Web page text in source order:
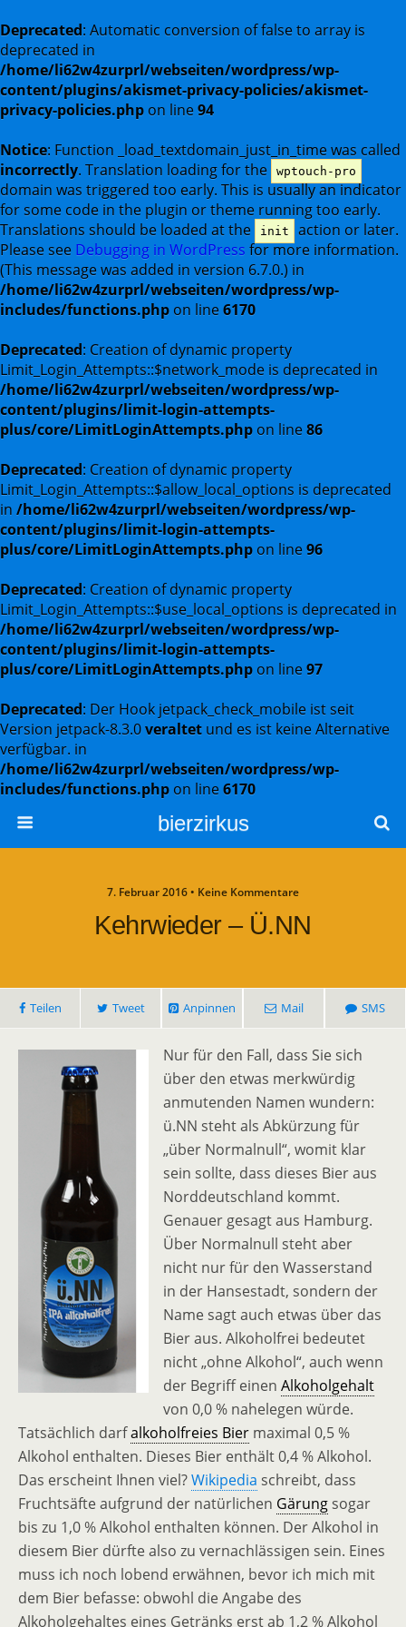
Deprecated: Automatic conversion of false to array is
deprecated in
/home/li62w4zurprl/webseiten/wordpress/wp-
content/plugins/akismet-privacy-policies/akismet-
privacy-policies.php on line94
Notice: Function _load_textdomain_just_in_time was called
incorrectly. Translation loading for the wptouch-pro
domain was triggered too early. This is usually an indicator
for some code in the plugin or theme running too early.
Translations should be loaded at the
init
action or later.
Please see Debugging in WordPress for more information.
(This message was added in version 6.7.0.) in
/home/li62w4zurprl/webseiten/wordpress/wp-
includes/functions.php on line6170
Deprecated: Creation of dynamic property
Limit_Login_Attempts::$network_mode is deprecated in
/home/li62w4zurprl/webseiten/wordpress/wp-
content/plugins/limit-login-attempts-
plus/core/LimitLoginAttempts.php on line86
Deprecated: Creation of dynamic property
Limit_Login_Attempts::$allow_local_options is deprecated
in /home/li62w4zurprl/webseiten/wordpress/wp-
content/plugins/limit-login-attempts-
plus/core/LimitLoginAttempts.php on line96
Deprecated: Creation of dynamic property
Limit_Login_Attempts::$use_local_options is deprecated in
/home/li62w4zurprl/webseiten/wordpress/wp-
content/plugins/limit-login-attempts-
plus/core/LimitLoginAttempts.php on line97
Deprecated: Der Hook jetpack_check_mobile ist seit
Version jetpack-8.3.0veraltet und es ist keine Alternative
verfügbar. in
/home/li62w4zurprl/webseiten/wordpress/wp-
includes/functions.php on line6170
bierzirkus
7. Februar 2016 • Keine Kommentare
Kehrwieder – Ü.NN
Teilen Tweet Anpinnen Mail SMS
Nur für den Fall, dass Sie sich
über den etwas merkwürdig
anmutenden Namen wundern:
ü.NN steht als Abkürzung für
„über Normalnull“, womit klar
sein sollte, dass dieses Bier aus
Norddeutschland kommt.
Genauer gesagt aus Hamburg.
Über Normalnull steht aber
nicht nur für den Wasserstand
in der Hansestadt, sondern der
Name sagt auch etwas über das
Bier aus. Alkoholfrei bedeutet
nicht „ohne Alkohol“, auch wenn
der Begriff einen Alkoholgehalt
von 0,0 % nahelegen würde.
Tatsächlich darfalkoholfreies Bier maximal 0,5 %
Alkohol enthalten. Dieses Bier enthält 0,4 % Alkohol.
Das erscheint Ihnen viel?Wikipedia schreibt, dass
Fruchtsäfte aufgrund der natürlichen Gärung sogar
bis zu 1,0 % Alkohol enthalten können. Der Alkohol in
diesem Bier dürfte also zu vernachlässigen sein. Eines
muss ich noch lobend erwähnen, bevor ich mich mit
dem Bier befasse: obwohl die Angabe des
Alkoholgehaltes eines Getränks erst ab 1,2 % Alkohol